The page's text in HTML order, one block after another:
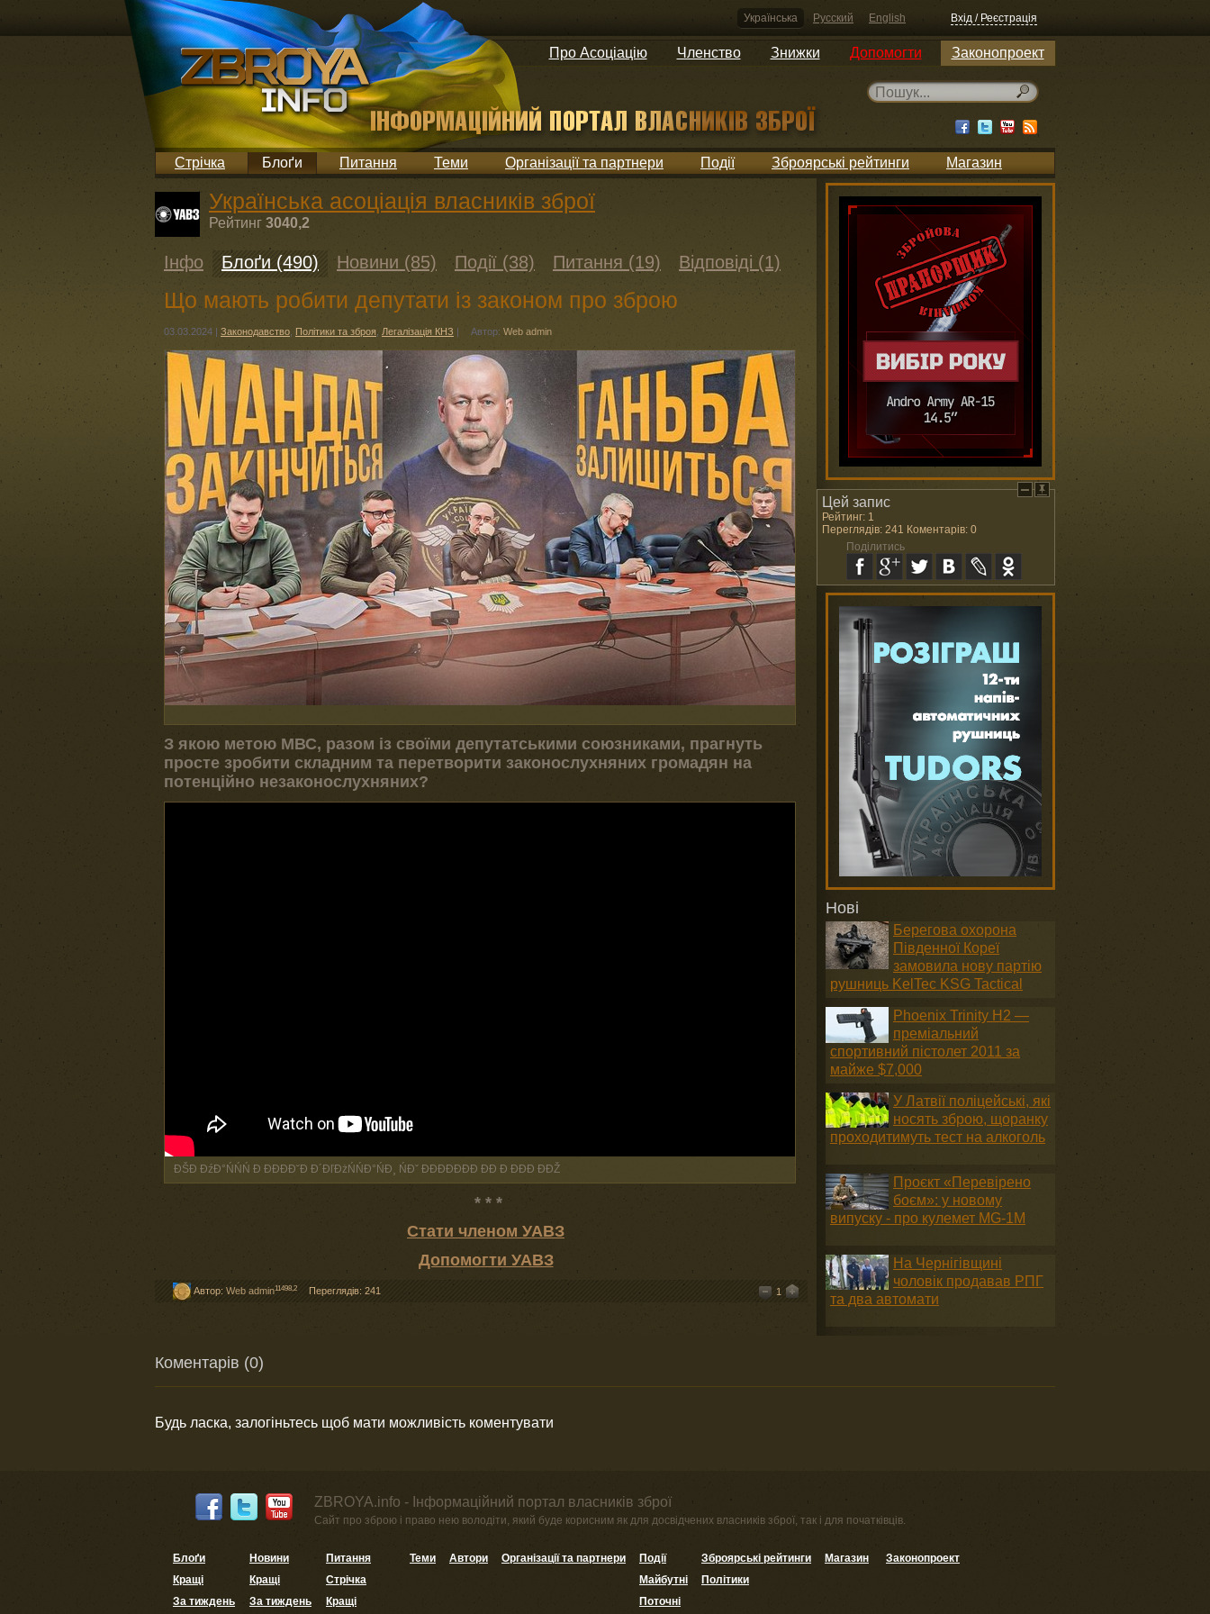
Українська Русский English Вхід / Реєстрація
Про Асоціацію Членство Знижки Допомогти Законопроект
Стрічка Блоґи Питання Теми Організації та партнери Події Зброярські рейтинги Магазин
Українська асоціація власників зброї
Рейтинг 3040,2
Інфо Блоґи (490) Новини (85) Події (38) Питання (19) Відповіді (1)
Що мають робити депутати із законом про зброю
03.03.2024 | Законодавство Політики та зброя Легалізація КНЗ | Автор: Web admin
З якою метою МВС, разом із своїми депутатськими союзниками, прагнуть
просте зробити складним та перетворити законослухняних громадян на
потенційно незаконослухняних?
ĐŠĐ ĐźĐ°ŃŃŃ Đ ĐĐĐĐ˘Đ Đ´ĐľĐżŃŃĐ°ŃĐ¸ ŃĐˇ ĐĐĐĐĐĐĐ ĐĐ Đ ĐĐĐ ĐĐŽ
* * *
Стати членом УАВЗ
Допомогти УАВЗ
Автор: Web admin11498,2 Переглядів: 241 1
Нові
Берегова охорона
Південної Кореї
замовила нову партію
рушниць KelTec KSG Tactical
Phoenix Trinity H2 —
преміальний
спортивний пістолет 2011 за
майже $7,000
У Латвії поліцейські, які
носять зброю, щоранку
проходитимуть тест на алкоголь
Проєкт «Перевірено
боєм»: у новому
випуску - про кулемет MG-1М
На Чернігівщині
чоловік продавав РПГ
та два автомати
Цей запис
Рейтинг: 1
Переглядів: 241 Коментарів: 0
Поділитись
Коментарів (0)
Будь ласка, залогіньтесь щоб мати можливість коментувати
ZBROYA.info - Інформаційний портал власників зброї
Сайт про зброю і право нею володіти, який буде корисним як для досвідчених власників зброї, так і для початківців.
Блоґи
Кращі
За тиждень
Новини
Кращі
За тиждень
Питання
Стрічка
Кращі
Теми Автори Організації та партнери
Події
Майбутні
Поточні
Зброярські рейтинги
Політики
Магазин Законопроект